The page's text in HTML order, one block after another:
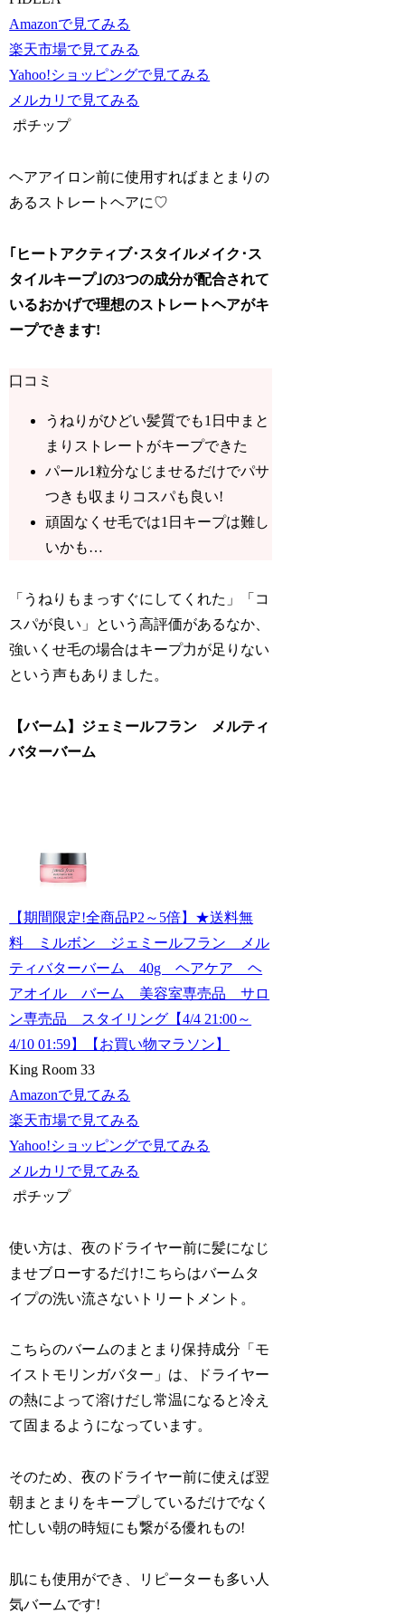
Amazonで見てみる
楽天市場で見てみる
Yahoo!ショッピングで見てみる
メルカリで見てみる
ポチップ
ヘアアイロン前に使用すればまとまりの
あるストレートヘアに♡
｢ヒートアクティブ･スタイルメイク･ス
タイルキープ｣の3つの成分が配合されて
いるおかげで理想のストレートヘアがキ
ープできます!
口コミ
うねりがひどい髪質でも1日中まと
まりストレートがキープできた
パール1粒分なじませるだけでパサ
つきも収まりコスパも良い!
頑固なくせ毛では1日キープは難し
いかも…
「うねりもまっすぐにしてくれた」「コ
スパが良い」という高評価があるなか、
強いくせ毛の場合はキープ力が足りない
という声もありました。
【バーム】ジェミールフラン メルティ
バターバーム
【期間限定!全商品P2～5倍】★送料無
料 ミルボン ジェミールフラン メル
ティバターバーム 40g ヘアケア ヘ
アオイル バーム 美容室専売品 サロ
ン専売品 スタイリング【4/4 21:00～
4/10 01:59】【お買い物マラソン】
King Room 33
Amazonで見てみる
楽天市場で見てみる
Yahoo!ショッピングで見てみる
メルカリで見てみる
ポチップ
使い方は、夜のドライヤー前に髪になじ
ませブローするだけ!こちらはバームタ
イプの洗い流さないトリートメント。
こちらのバームのまとまり保持成分「モ
イストモリンガバター」は、ドライヤー
の熱によって溶けだし常温になると冷え
て固まるようになっています。
そのため、夜のドライヤー前に使えば翌
朝まとまりをキープしているだけでなく
忙しい朝の時短にも繋がる優れもの!
肌にも使用ができ、リピーターも多い人
気バームです!